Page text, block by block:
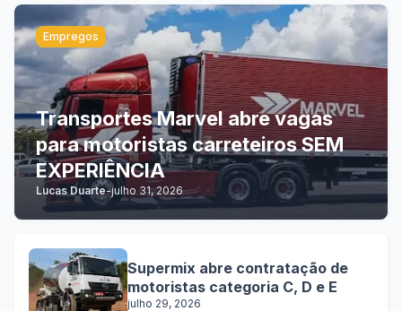
Empregos
Transportes Marvel abre vagas
para motoristas carreteiros SEM
EXPERIÊNCIA
Lucas Duarte-julho 31, 2026
Supermix abre contratação de
motoristas categoria C, D e E
julho 29, 2026